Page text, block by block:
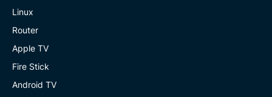
Linux
Router
Apple TV
Fire Stick
Android TV